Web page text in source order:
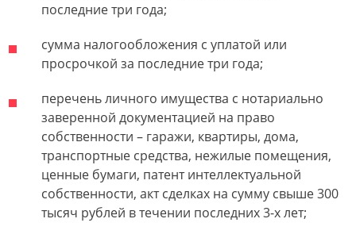
последние три года;
сумма налогообложения с уплатой или
просрочкой за последние три года;
перечень личного имущества с нотариально
заверенной документацией на право
собственности – гаражи, квартиры, дома,
транспортные средства, нежилые помещения,
ценные бумаги, патент интеллектуальной
собственности, акт сделках на сумму свыше 300
тысяч рублей в течении последних 3-х лет;